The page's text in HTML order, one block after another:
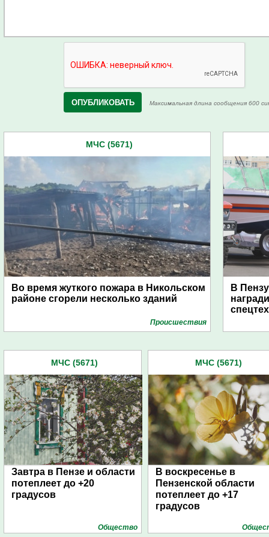
Максимальная длина сообщения 600
МЧС (5671)
Во время жуткого пожара в Никольском
районе сгорели несколько зданий
Проиcшествия
В
МЧС (5671)
Завтра в Пензе и области
потеплеет до +20
градусов
Общество
МЧС (5671)
В воскресенье в
Пензенской области
потеплеет до +17
градусов